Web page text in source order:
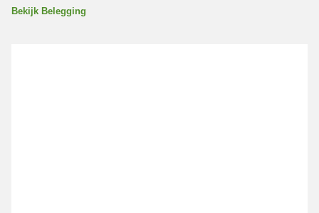
Bekijk Belegging